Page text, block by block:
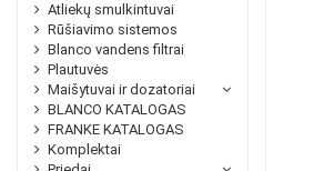
Atliekų smulkintuvai
Rūšiavimo sistemos
Blanco vandens filtrai
Plautuvės
Maišytuvai ir dozatoriai
BLANCO KATALOGAS
FRANKE KATALOGAS
Komplektai